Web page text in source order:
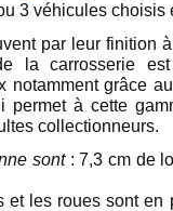
3 véhicules choisis
par leur finition
la carrosserie
notamment grâce
permet à cette
collectionneurs.
sont : 7,3 cm de
les roues sont en